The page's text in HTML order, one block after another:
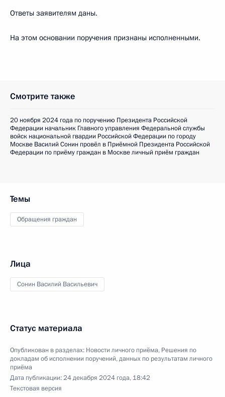
Ответы заявителям даны.
На этом основании поручения признаны исполненными.
Смотрите также
20 ноября 2024 года по поручению Президента Российской
Федерации начальник Главного управления Федеральной службы
войск национальной гвардии Российской Федерации по городу
Москве Василий Сонин провёл в Приёмной Президента Российской
Федерации по приёму граждан в Москве личный приём граждан
Темы
Обращения граждан
Лица
Сонин Василий Васильевич
Статус материала
Опубликован в разделах: Новости личного приёма, Решения по
докладам об исполнении поручений, данных по результатам личного
приёма
Дата публикации:24 декабря 2024 года, 18:42
Текстовая версия